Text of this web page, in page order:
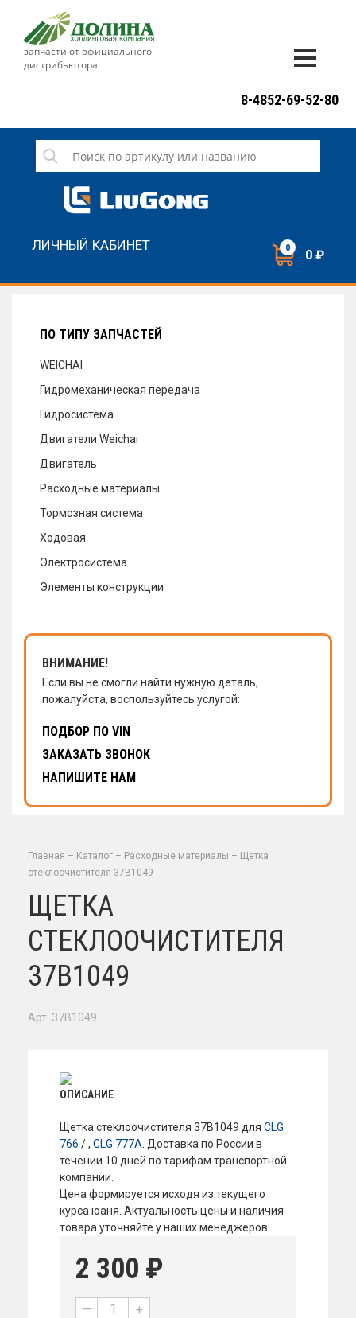
запчасти от официального
дистрибьютора
СЕРВИС
НОВОСТИ
8-4852-69-52-80
ЛИЧНЫЙ КАБИНЕТ 0 0 ₽
ПО ТИПУ ЗАПЧАСТЕЙ
WEICHAI
Гидромеханическая передача
Гидросистема
Двигатели Weichai
Двигатель
Расходные материалы
Тормозная система
Ходовая
Электросистема
Элементы конструкции
ВНИМАНИЕ!
Если вы не смогли найти нужную деталь,
пожалуйста, воспользуйтесь услугой:
ПОДБОР ПО VIN
ЗАКАЗАТЬ ЗВОНОК
НАПИШИТЕ НАМ
Главная – Каталог – Расходные материалы – Щетка
стеклоочистителя 37B1049
ЩЕТКА
СТЕКЛООЧИСТИТЕЛЯ
37B1049
Арт. 37B1049
ОПИСАНИЕ
Щетка стеклоочистителя 37B1049 для CLG
766 / , CLG 777A . Доставка по России в
течении 10 дней по тарифам транспортной
компании.
Цена формируется исходя из текущего
курса юаня. Актуальность цены и наличия
товара уточняйте у наших менеджеров.
2 300 ₽
— +